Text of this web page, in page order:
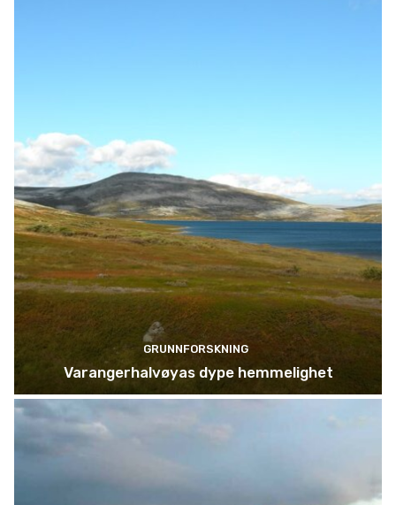
GRUNNFORSKNING
Varangerhalvøyas dype hemmelighet